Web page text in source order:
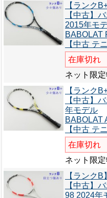
【ランクB+
【中古】
2015年モ
BABOLAT
【中古 テ
在庫切れ
ネット限
【ランクB+
【中古】
年モデル
BABOLAT
【中古 テ
在庫切れ
ネット限
【ランクB】
【中古】
98 2024年